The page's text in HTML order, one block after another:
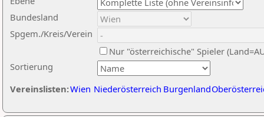
Sortierung
Bundesland
Spgem./Kreis/Verein
Nur "österreichische" Spieler
Vereinslisten:Wien Niederösterreich Burgenland